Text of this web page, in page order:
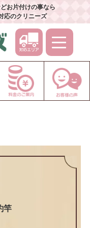
お片付けの事なら
応のクリニーズ
竿